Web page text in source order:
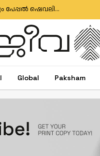
ഇഗ്‌നേഷ്യസ് ഗൊൺസാൽവസിനും ജോസ് ആന്റണിക്കും പേപ്പൽ ഷെവലിയർ പദവി
Global Paksham